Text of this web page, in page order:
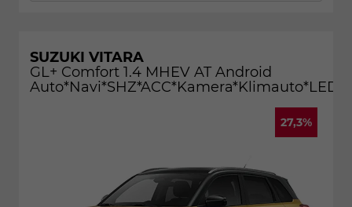
SUZUKI VITARA
GL+ Comfort 1.4 MHEV AT Android
27,3%